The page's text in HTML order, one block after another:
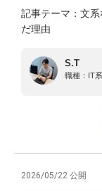
記事テーマ：文
だ理由
S.T
職種： IT系
2026/05/22 公開